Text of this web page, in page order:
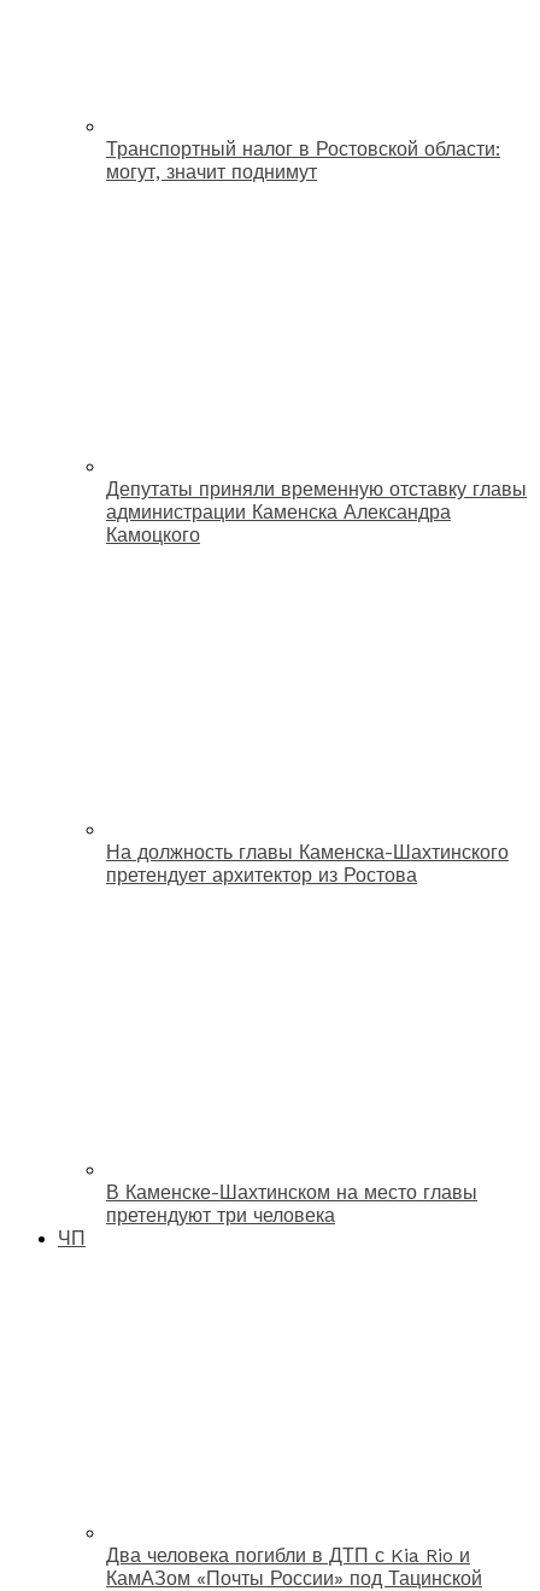
Транспортный налог в Ростовской области:
могут, значит поднимут
Депутаты приняли временную отставку главы
администрации Каменска Александра
Камоцкого
На должность главы Каменска-Шахтинского
претендует архитектор из Ростова
В Каменске-Шахтинском на место главы
претендуют три человека
ЧП
Два человека погибли в ДТП с Kia Rio и
КамАЗом «Почты России» под Тацинской